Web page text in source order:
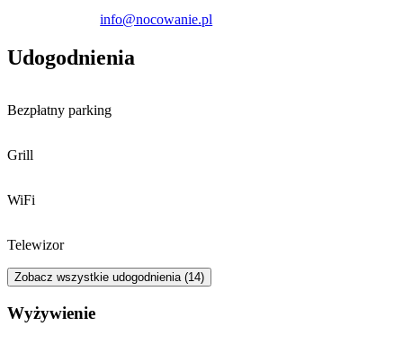
info@nocowanie.pl
Udogodnienia
Bezpłatny parking
Grill
WiFi
Telewizor
Zobacz wszystkie udogodnienia (14)
Wyżywienie